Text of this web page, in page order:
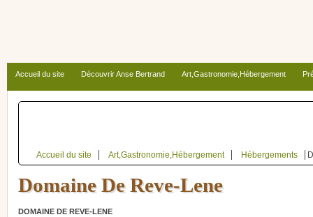
Accueil du site Découvrir Anse Bertrand Art,Gastronomie,Hébergement
Autour d’Anse Bertrand
Accueil du site Art,Gastronomie,Hébergement Hébergements
Domaine De Reve-Lene
DOMAINE DE REVE-LENE